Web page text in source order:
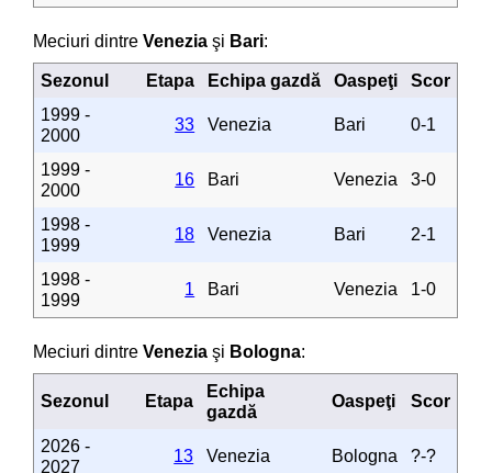
Meciuri dintreVenezia şi Bari:
Sezonul Etapa Echipa gazdă Oaspeţi
Scor
1999 -
2000
33 Venezia Bari 0-1
1999 -
2000
16 Bari Venezia 3-0
1998 -
1999
18 Venezia Bari 2-1
1998 -
1999
1 Bari Venezia 1-0
Meciuri dintreVenezia şi Bologna:
Sezonul Etapa
Echipa
gazdă
Oaspeţi Scor
2026 -
2027
13 Venezia Bologna ?-?